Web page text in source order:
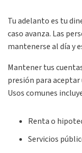
Tu adelanto es tu
caso avanza. Las
mantenerse al día y
Mantener tus
presión para aceptar
Usos comunes
Renta o
Servicios